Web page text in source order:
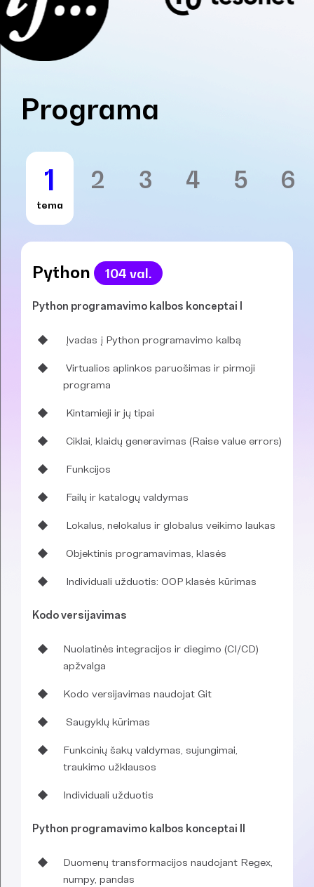
Programa
1
tema
2 3 4 5 6
Python 104 val.
Python programavimo kalbos konceptai I
Įvadas į Python programavimo kalbą
Virtualios aplinkos paruošimas ir pirmoji
programa
Kintamieji ir jų tipai
Ciklai, klaidų generavimas (Raise value errors)
Funkcijos
Failų ir katalogų valdymas
Lokalus, nelokalus ir globalus veikimo laukas
Objektinis programavimas, klasės
Individuali užduotis: OOP klasės kūrimas
Kodo versijavimas
Nuolatinės integracijos ir diegimo (CI/CD)
apžvalga
Kodo versijavimas naudojat Git
Saugyklų kūrimas
Funkcinių šakų valdymas, sujungimai,
traukimo užklausos
Individuali užduotis
Python programavimo kalbos konceptai II
Duomenų transformacijos naudojant Regex,
numpy, pandas